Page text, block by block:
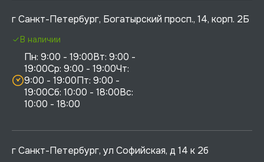
г Санкт-Петербург, Богатырский просп., 14, корп. 2Б
Пн: 9:00 - 19:00Вт: 9:00 -
19:00Ср: 9:00 - 19:00Чт:
9:00 - 19:00Пт: 9:00 -
19:00Сб: 10:00 - 18:00Вс:
10:00 - 18:00
В наличии
г Санкт-Петербург, ул Софийская, д 14 к 2б